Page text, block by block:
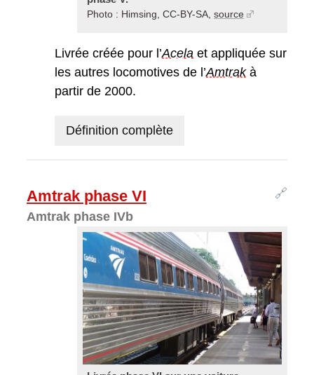
Photo : Himsing, CC-BY-SA, source
Livrée créée pour l’Acela et appliquée sur
les autres locomotives de l’Amtrakà
partir de 2000.
Définition complète
🔗
Amtrak phase VI
Amtrak phase IVb